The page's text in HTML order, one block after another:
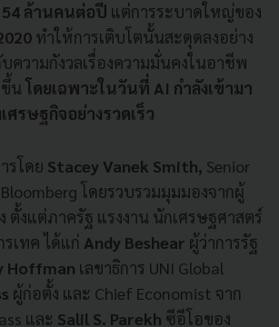
54 ล้านคนต่อปี แต่การระบาดใหญ่ของ
ทำให้การเติบโตนั้นสะดุดลงอย่าง
ความกังวลเรื่องความมั่นคงในอาชีพ
น โดยเฉพาะในวันที่ AI กำลังเข้ามา
ศรษฐกิจอย่างรวดเร็ว
รโดย Stacey Vanek Smith, Senior
โดยรวบรวมมุมมองจากผู้
ตั้งแต่ภาครัฐ แรงงาน นักเศรษฐศาสตร์
เทค ได้แก่ Andy Beshear ผู้ว่าการรัฐ
Hoffman เลขาธิการ UNI Global
ผู้ก่อตั้ง และ Chief Economist จาก
และ Salil S. Parekh ซีอีโอของ